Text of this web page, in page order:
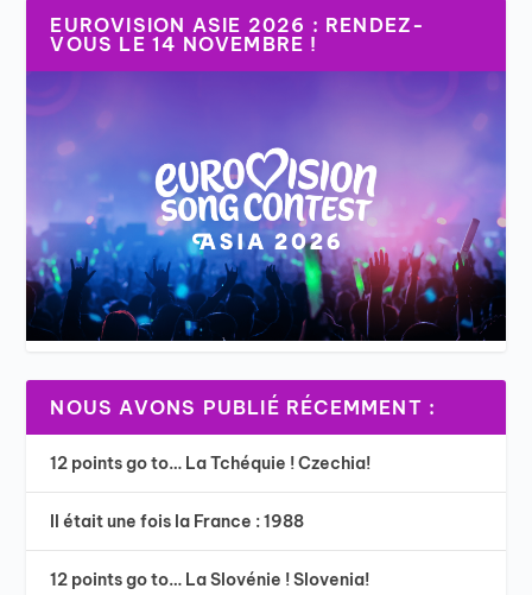
EUROVISION ASIE 2026 : RENDEZ-
VOUS LE 14 NOVEMBRE !
NOUS AVONS PUBLIÉ RÉCEMMENT :
12 points go to… La Tchéquie ! Czechia!
Il était une fois la France : 1988
12 points go to… La Slovénie ! Slovenia!